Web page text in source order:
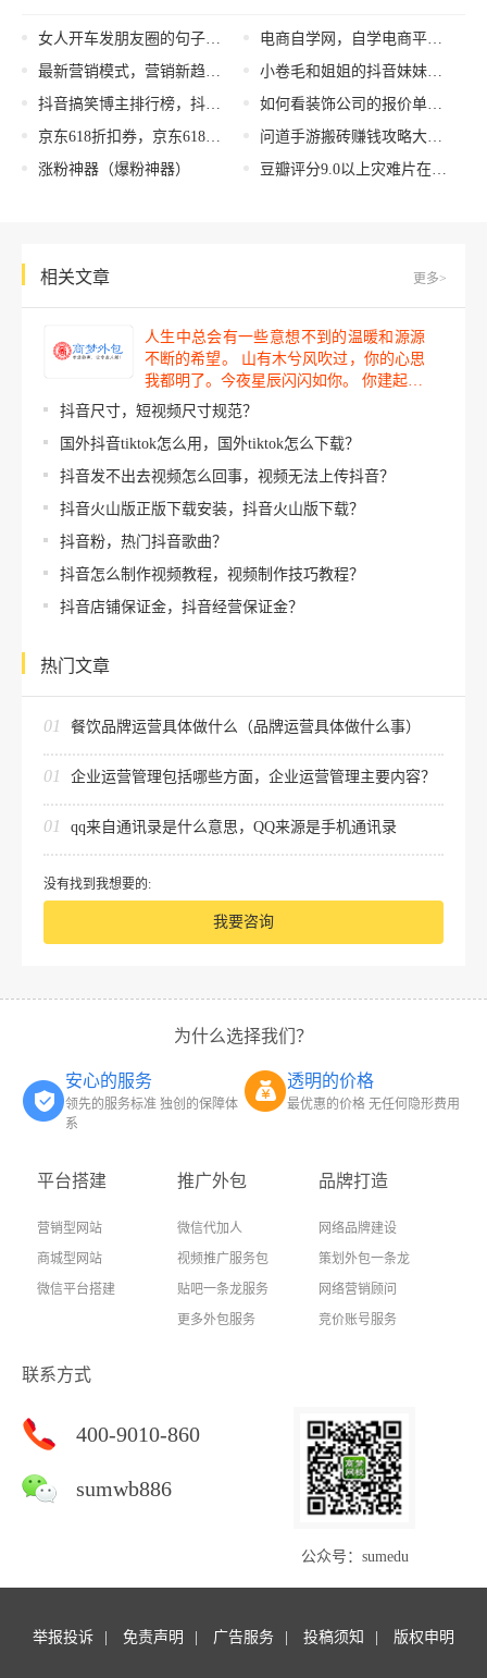
女人开车发朋友圈的句子搞笑，女人开车发朋友圈的句子搞笑图片？
最新营销模式，营销新趋势？
抖音搞笑博主排行榜，抖音搞笑博主排行榜女生？
京东618折扣券，京东618购物券？
涨粉神器（爆粉神器）
电商自学网，自学电商平台？
小卷毛和姐姐的抖音妹妹不吃螃蟹，小卷毛和姐姐的抖音星星餐厅？
如何看装饰公司的报价单（如何看装饰公司的报价表）
问道手游搬砖赚钱攻略大全视频，问道手游搬砖赚钱攻略大全图？
豆瓣评分9.0以上灾难片在线观看（豆瓣评分9.0以上灾难片蛇）
相关文章 更多>
人生中总会有一些意想不到的温暖和源源
不断的希望。 山有木兮风吹过，你的心思
我都明了。今夜星辰闪闪如你。 你建起…
抖音尺寸，短视频尺寸规范？
国外抖音tiktok怎么用，国外tiktok怎么下载？
抖音发不出去视频怎么回事，视频无法上传抖音？
抖音火山版正版下载安装，抖音火山版下载？
抖音粉，热门抖音歌曲？
抖音怎么制作视频教程，视频制作技巧教程？
抖音店铺保证金，抖音经营保证金？
热门文章
01 餐饮品牌运营具体做什么（品牌运营具体做什么事）
01 企业运营管理包括哪些方面，企业运营管理主要内容？
01 qq来自通讯录是什么意思，QQ来源是手机通讯录
没有找到我想要的:
我要咨询
为什么选择我们？
安心的服务
领先的服务标准 独创的保障体
系
透明的价格
最优惠的价格 无任何隐形费用
平台搭建
营销型网站
商城型网站
微信平台搭建
推广外包
微信代加人
视频推广服务包
贴吧一条龙服务
更多外包服务
品牌打造
网络品牌建设
策划外包一条龙
网络营销顾问
竞价账号服务
联系方式
400-9010-860
sumwb886
公众号：sumedu
举报投诉 免责声明 广告服务 投稿须知 版权申明